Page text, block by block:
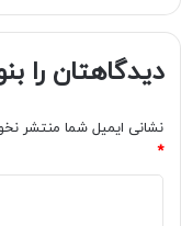
دیدگاهتان را
نشانی ایمیل شما منتشر
*